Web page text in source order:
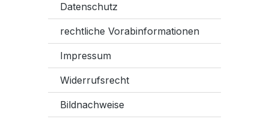
Datenschutz
rechtliche Vorabinformationen
Impressum
Widerrufsrecht
Bildnachweise